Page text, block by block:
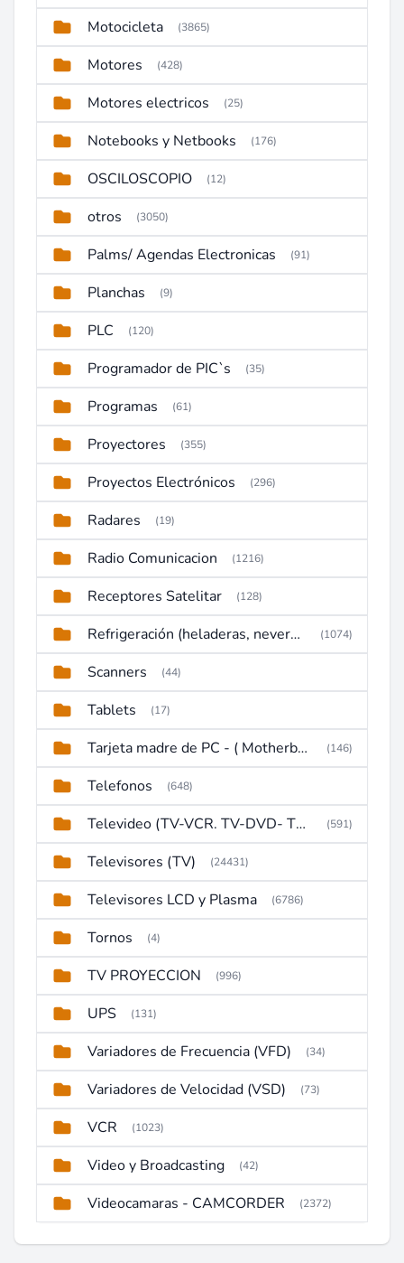
Motocicleta (3865)
Motores (428)
Motores electricos (25)
Notebooks y Netbooks (176)
OSCILOSCOPIO (12)
otros (3050)
Palms/ Agendas Electronicas (91)
Planchas (9)
PLC (120)
Programador de PIC`s (35)
Programas (61)
Proyectores (355)
Proyectos Electrónicos (296)
Radares (19)
Radio Comunicacion (1216)
Receptores Satelitar (128)
Refrigeración (heladeras, neveras, congeladores) (1074)
Scanners (44)
Tablets (17)
Tarjeta madre de PC - ( Motherboard ) (146)
Telefonos (648)
Televideo (TV-VCR. TV-DVD- TV-DVD-VCR) (591)
Televisores (TV) (24431)
Televisores LCD y Plasma (6786)
Tornos (4)
TV PROYECCION (996)
UPS (131)
Variadores de Frecuencia (VFD) (34)
Variadores de Velocidad (VSD) (73)
VCR (1023)
Video y Broadcasting (42)
Videocamaras - CAMCORDER (2372)